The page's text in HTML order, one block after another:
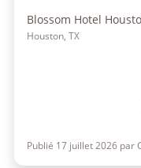
Blossom Hotel
Houston, TX
Publié 17 juillet 2026 par